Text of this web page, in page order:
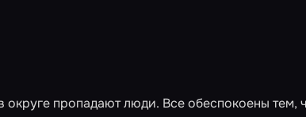
округе пропадают люди. Все обеспокоены тем,